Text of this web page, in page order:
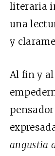
literaria
una
y
Al fin y
angustia